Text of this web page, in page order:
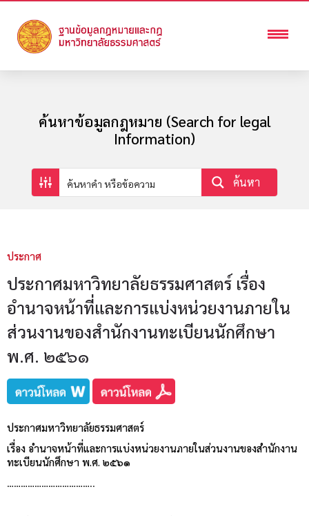
ค้นหาข้อมูลกฎหมาย (Search for legal
Information)
ค้นหา
ประกาศ
ประกาศมหาวิทยาลัยธรรมศาสตร์ เรื่อง
อำนาจหน้าที่และการแบ่งหน่วยงานภายใน
ส่วนงานของสำนักงานทะเบียนนักศึกษา
พ.ศ. ๒๕๖๑
ประกาศมหาวิทยาลัยธรรมศาสตร์
เรื่อง อำนาจหน้าที่และการแบ่งหน่วยงานภายในส่วนงานของสำนักงาน
ทะเบียนนักศึกษา พ.ศ. ๒๕๖๑
………………………………..